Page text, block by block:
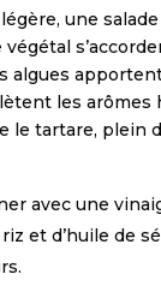
une salade
algues
les arômes
le tartare, plein
avec une
et d’huile de